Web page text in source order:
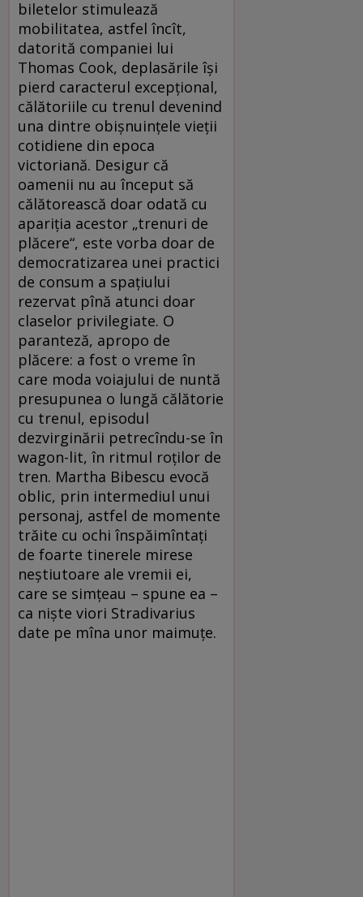
biletelor stimulează
mobilitatea, astfel încît,
datorită companiei lui
Thomas Cook, deplasările îşi
pierd caracterul excepţional,
călătoriile cu trenul devenind
una dintre obişnuinţele vieţii
cotidiene din epoca
victoriană. Desigur că
oamenii nu au început să
călătorească doar odată cu
apariţia acestor „trenuri de
plăcere“, este vorba doar de
democratizarea unei practici
de consum a spaţiului
rezervat pînă atunci doar
claselor privilegiate. O
paranteză, apropo de
plăcere: a fost o vreme în
care moda voiajului de nuntă
presupunea o lungă călătorie
cu trenul, episodul
dezvirginării petrecîndu-se în
wagon-lit, în ritmul roţilor de
tren. Martha Bibescu evocă
oblic, prin intermediul unui
personaj, astfel de momente
trăite cu ochi înspăimîntaţi
de foarte tinerele mirese
neştiutoare ale vremii ei,
care se simţeau – spune ea –
ca nişte viori Stradivarius
date pe mîna unor maimuţe.